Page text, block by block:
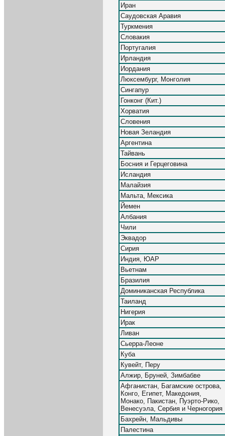
Иран
Саудовская Аравия
Туркмения
Словакия
Португалия
Ирландия
Иордания
Люксембург, Монголия
Сингапур
Гонконг (Кит.)
Хорватия
Словения
Новая Зеландия
Аргентина
Тайвань
Босния и Герцеговина
Исландия
Малайзия
Мальта, Мексика
Йемен
Албания
Чили
Эквадор
Сирия
Индия, ЮАР
Вьетнам
Бразилия
Доминиканская Республика
Таиланд
Нигерия
Ирак
Ливан
Сьерра-Леоне
Куба
Кувейт, Перу
Алжир, Бруней, Зимбабве
Афганистан, Багамские острова,
Конго, Египет, Македония,
Монако, Пакистан, Пуэрто-Рико,
Венесуэла, Сербия и Черногория
Бахрейн, Мальдивы
Палестина